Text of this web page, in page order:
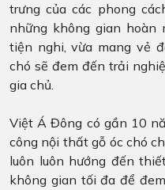
trưng của các phong
những không gian hoàn
tiện nghi, vừa mang vẻ
chó sẽ đem đến trải
gia chủ.
Việt Á Đông có gần 10
công nội thất gỗ óc chó
luôn luôn hướng đến
không gian tối đa để